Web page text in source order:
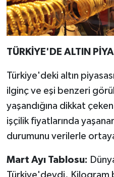
TÜRKİYE'DE ALTIN
Türkiye'deki altın
ilginç ve eşi benzeri
yaşandığına dikkat
işçilik fiyatlarında
durumunu verilerle
Mart Ayı Tablosu:
Türkiye'deydi. Kilogram